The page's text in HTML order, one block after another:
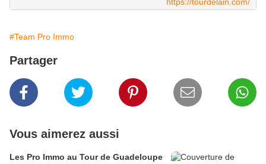
#Team Pro Immo
Partager
Vous aimerez aussi
Les Pro Immo au Tour de Guadeloupe